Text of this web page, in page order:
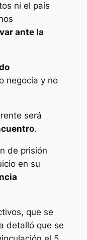
ni el país
ante la
negocia y no
será
.
de prisión
en su
que se
detalló que se